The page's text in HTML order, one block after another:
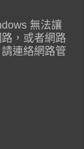
無法讓
，或者網路
連絡網路管